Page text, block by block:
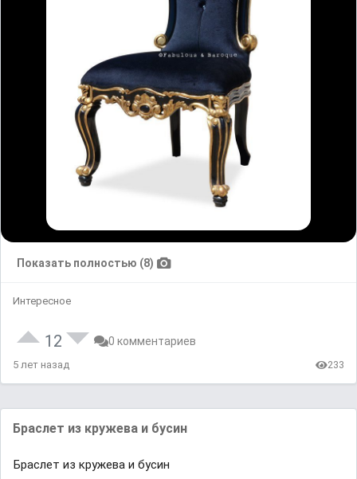
Показать полностью (8)
Интересное
12 0 комментариев
5 лет назад 233
Браслет из кружева и бусин
Браслет из кружева и бусин